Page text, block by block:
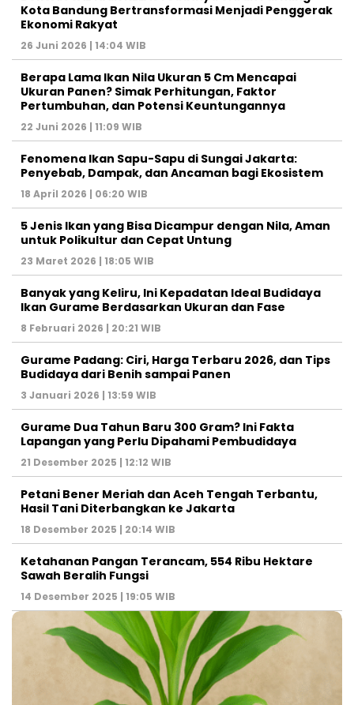
Kota Bandung Bertransformasi Menjadi Penggerak
Ekonomi Rakyat
26 Juni 2026 | 14:04 WIB
Berapa Lama Ikan Nila Ukuran 5 Cm Mencapai
Ukuran Panen? Simak Perhitungan, Faktor
Pertumbuhan, dan Potensi Keuntungannya
22 Juni 2026 | 11:09 WIB
Fenomena Ikan Sapu-Sapu di Sungai Jakarta:
Penyebab, Dampak, dan Ancaman bagi Ekosistem
18 April 2026 | 06:20 WIB
5 Jenis Ikan yang Bisa Dicampur dengan Nila, Aman
untuk Polikultur dan Cepat Untung
23 Maret 2026 | 18:05 WIB
Banyak yang Keliru, Ini Kepadatan Ideal Budidaya
Ikan Gurame Berdasarkan Ukuran dan Fase
8 Februari 2026 | 20:21 WIB
Gurame Padang: Ciri, Harga Terbaru 2026, dan Tips
Budidaya dari Benih sampai Panen
3 Januari 2026 | 13:59 WIB
Gurame Dua Tahun Baru 300 Gram? Ini Fakta
Lapangan yang Perlu Dipahami Pembudidaya
21 Desember 2025 | 12:12 WIB
Petani Bener Meriah dan Aceh Tengah Terbantu,
Hasil Tani Diterbangkan ke Jakarta
18 Desember 2025 | 20:14 WIB
Ketahanan Pangan Terancam, 554 Ribu Hektare
Sawah Beralih Fungsi
14 Desember 2025 | 19:05 WIB